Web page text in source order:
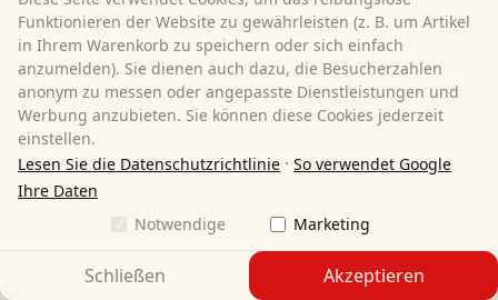
Funktionieren der Website zu gewährleisten (z. B. um Artikel
in Ihrem Warenkorb zu speichern oder sich einfach
anzumelden). Sie dienen auch dazu, die Besucherzahlen
anonym zu messen oder angepasste Dienstleistungen und
Werbung anzubieten. Sie können diese Cookies jederzeit
einstellen.
Lesen Sie die Datenschutzrichtlinie · So verwendet Google
Ihre Daten
Notwendige
Marketing
Schließen Akzeptieren